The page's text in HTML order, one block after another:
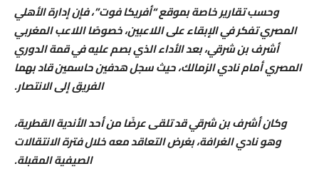
وحسب تقارير خاصة بموقع “أفريكا فوت”، فإن إدارة الأهلي
المصري تفكر في الإبقاء على اللاعبين، خصوصًا اللاعب المغربي
أشرف بن شرقي، بعد الأداء الذي بصم عليه في قمة الدوري
المصري أمام نادي الزمالك، حيث سجل هدفين حاسمين قاد بهما
الفريق إلى الانتصار.
وكان أشرف بن شرقي قد تلقى عرضًا من أحد الأندية القطرية،
وهو نادي الغرافة، بغرض التعاقد معه خلال فترة الانتقالات
الصيفية المقبلة.